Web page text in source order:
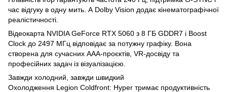
час відгуку в одну мить. А Dolby Vision додає кінематографічної
реалістичності.
Відеокарта NVIDIA GeForce RTX 5060 з 8 ГБ GDDR7 і Boost
Clock до 2497 МГц відповідає за потужну графіку. Вона
створена для сучасних AAA-проєктів, VR-досвіду та
професійних задач із візуалізацією.
Завжди холодний, завжди швидкий
Охолодження Legion Coldfront: Hyper тримає продуктивність